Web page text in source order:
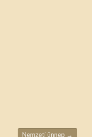
Nemzeti ünnep →